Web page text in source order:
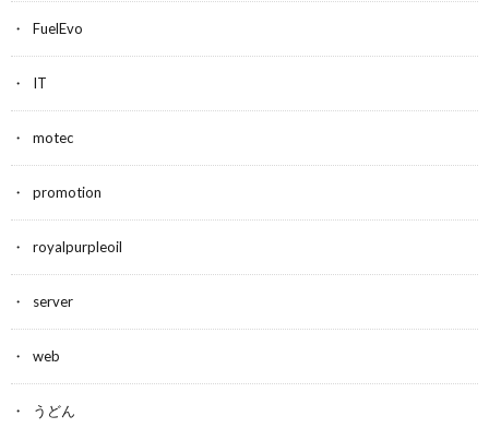
FuelEvo
IT
motec
promotion
royalpurpleoil
server
web
うどん